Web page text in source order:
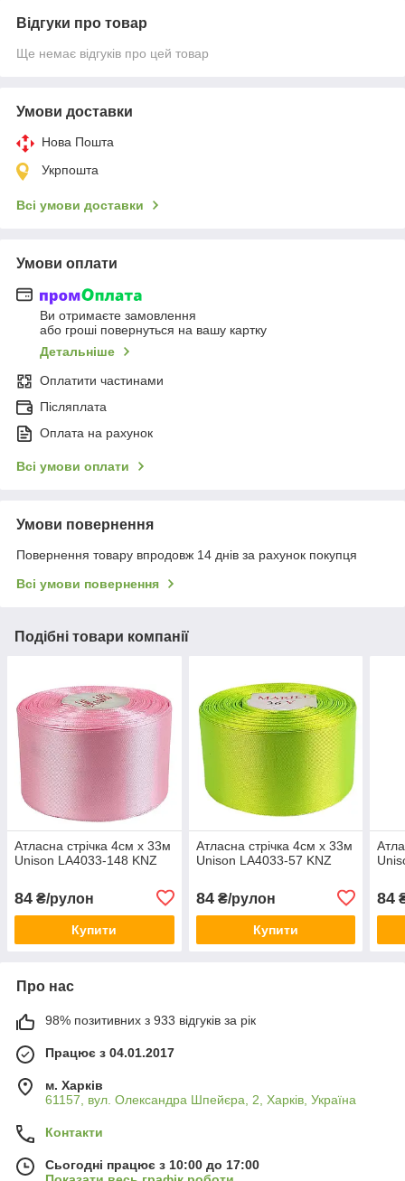
Відгуки про товар
Ще немає відгуків про цей товар
Умови доставки
Нова Пошта
Укрпошта
Всі умови доставки
Умови оплати
Ви отримаєте замовлення
або гроші повернуться на вашу картку
Детальніше
Оплатити частинами
Післяплата
Оплата на рахунок
Всі умови оплати
Умови повернення
Повернення товару впродовж 14 днів за рахунок покупця
Всі умови повернення
Подібні товари компанії
Атласна стрічка 4см x 33м
Unison LA4033-148 KNZ
84 ₴/рулон
Купити
Атласна стрічка 4см x 33м
Unison LA4033-57 KNZ
84₴/рулон
Купити
84
Про нас
98% позитивних з 933 відгуків за рік
Працює з 04.01.2017
м. Харків
61157, вул. Олександра Шпейєра, 2, Харків, Україна
Контакти
Сьогодні працює з 10:00 до 17:00